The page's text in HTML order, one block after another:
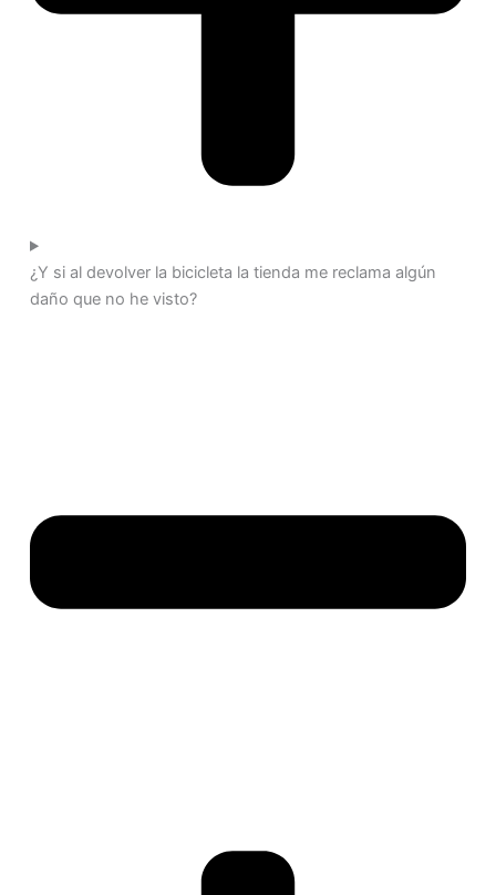
¿Y si al devolver la bicicleta la tienda me reclama algún
daño que no he visto?